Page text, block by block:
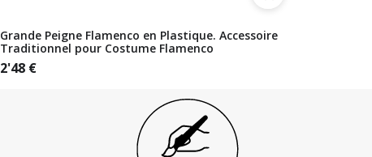
Grande Peigne Flamenco en Plastique. Accessoire
Traditionnel pour Costume Flamenco
2'48 €